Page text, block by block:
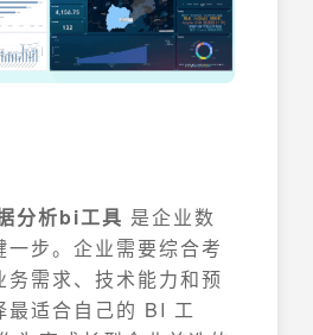
分析bi工具 是企业数
一步。企业需要综合考
务需求、技术能力和预
最适合自己的 BI 工